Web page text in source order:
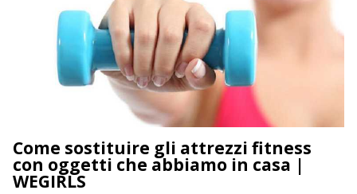
Come sostituire gli attrezzi fitness
con oggetti che abbiamo in casa |
WEGIRLS